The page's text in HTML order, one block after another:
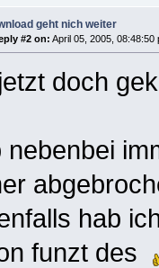
geht nich weiter
#2 on: April 05, 2005, 08:48:50
doch
nebenbei
hab
funzt des